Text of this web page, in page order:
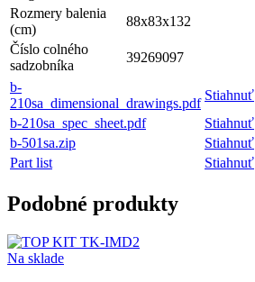
Rozmery balenia
(cm)
88x83x132
Číslo colného
sadzobníka
39269097
b-
210sa_dimensional_drawings.pdf
Stiahnuť
b-210sa_spec_sheet.pdf
Stiahnuť
b-501sa.zip
Stiahnuť
Part list
Stiahnuť
Podobné produkty
Na sklade